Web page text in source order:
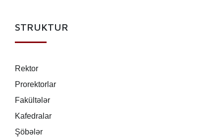
STRUKTUR
Rektor
Prorektorlar
Fakültələr
Kafedralar
Şöbələr